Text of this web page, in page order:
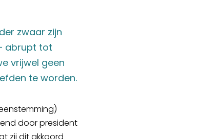
zwaar zijn
abrupt tot
vrijwel geen
te worden.
door president